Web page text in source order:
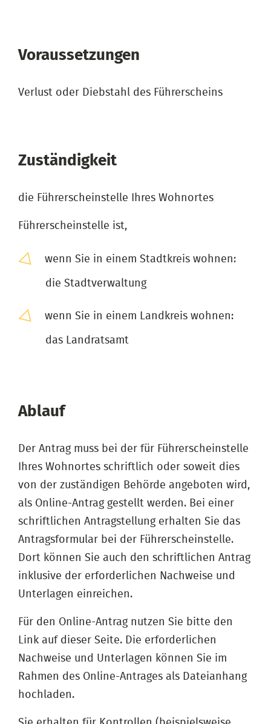
Voraussetzungen
Verlust oder Diebstahl des Führerscheins
Zuständigkeit
die Führerscheinstelle Ihres Wohnortes
Führerscheinstelle ist,
wenn Sie in einem Stadtkreis wohnen:
die Stadtverwaltung
wenn Sie in einem Landkreis wohnen:
das Landratsamt
Ablauf
Der Antrag muss bei der für Führerscheinstelle
Ihres Wohnortes schriftlich oder soweit dies
von der zuständigen Behörde angeboten wird,
als Online-Antrag gestellt werden. Bei einer
schriftlichen Antragstellung erhalten Sie das
Antragsformular bei der Führerscheinstelle.
Dort können Sie auch den schriftlichen Antrag
inklusive der erforderlichen Nachweise und
Unterlagen einreichen.
Für den Online-Antrag nutzen Sie bitte den
Link auf dieser Seite. Die erforderlichen
Nachweise und Unterlagen können Sie im
Rahmen des Online-Antrages als Dateianhang
hochladen.